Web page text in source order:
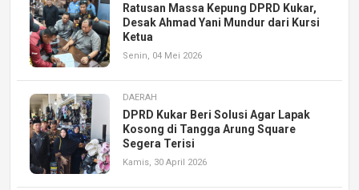
Ratusan Massa Kepung DPRD Kukar,
Desak Ahmad Yani Mundur dari Kursi
Ketua
Senin, 04 Mei 2026
DAERAH
DPRD Kukar Beri Solusi Agar Lapak
Kosong di Tangga Arung Square
Segera Terisi
Kamis, 30 April 2026